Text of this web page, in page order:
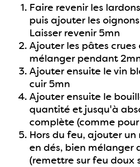
Faire revenir les
puis ajouter les
Laisser revenir 5mn
Ajouter les pâtes crues
mélanger pendant
Ajouter ensuite le vin
cuir 5mn
Ajouter ensuite le
quantité et jusqu'à
complète (comme
Hors du feu, ajouter
en dés, bien mélanger
(remettre sur feu doux